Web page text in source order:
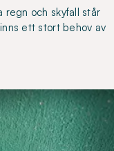
regn och skyfall står
ett stort behov av